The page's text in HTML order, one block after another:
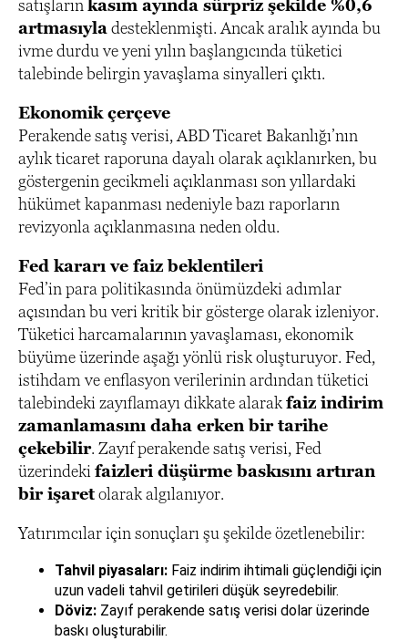
satışlarınkasım ayında sürpriz şekilde %0,6
artmasıyladesteklenmişti. Ancak aralık ayında bu
ivme durdu ve yeni yılın başlangıcında tüketici
talebinde belirgin yavaşlama sinyalleri çıktı.
Ekonomik çerçeve
Perakende satış verisi, ABD Ticaret Bakanlığı’nın
aylık ticaret raporuna dayalı olarak açıklanırken, bu
göstergenin gecikmeli açıklanması son yıllardaki
hükümet kapanması nedeniyle bazı raporların
revizyonla açıklanmasına neden oldu.
Fed kararı ve faiz beklentileri
Fed’in para politikasında önümüzdeki adımlar
açısından bu veri kritik bir gösterge olarak izleniyor.
Tüketici harcamalarının yavaşlaması, ekonomik
büyüme üzerinde aşağı yönlü risk oluşturuyor. Fed,
istihdam ve enflasyon verilerinin ardından tüketici
talebindeki zayıflamayı dikkate alarakfaiz indirim
zamanlamasını daha erken bir tarihe
çekebilir. Zayıf perakende satış verisi, Fed
üzerindekifaizleri düşürme baskısını artıran
bir işaretolarak algılanıyor.
Yatırımcılar için sonuçları şu şekilde özetlenebilir:
Tahvil piyasaları: Faiz indirim ihtimali güçlendiği için
uzun vadeli tahvil getirileri düşük seyredebilir.
Döviz: Zayıf perakende satış verisi dolar üzerinde
baskı oluşturabilir.